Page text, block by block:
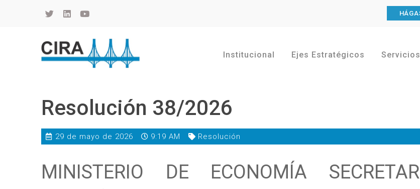
Institucional Ejes Estratégicos Servicios
Resolución 38/2026
29 de mayo de 2026 9:19 AM Resolución
MINISTERIO DE ECONOMÍA